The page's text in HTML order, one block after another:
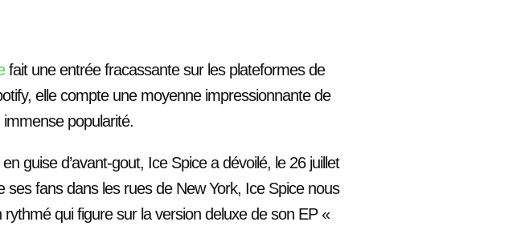
fait une entrée fracassante sur les plateformes de
elle compte une moyenne impressionnante de
popularité.
guise d’avant-gout, Ice Spice a dévoilé, le 26 juillet
fans dans les rues de New York, Ice Spice nous
qui figure sur la version deluxe de son EP «